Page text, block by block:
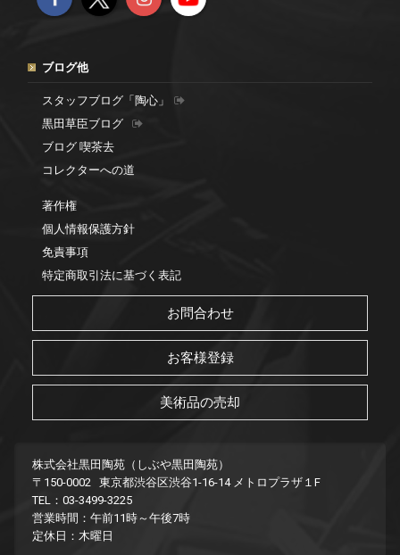
ブログ他
スタッフブログ「陶心」
黒田草臣ブログ
ブログ 喫茶去
コレクターへの道
著作権
個人情報保護方針
免責事項
特定商取引法に基づく表記
お問合わせ
お客様登録
美術品の売却
株式会社黒田陶苑（しぶや黒田陶苑）
〒150-0002 東京都渋谷区渋谷1-16-14 メトロプラザ１F
TEL：03-3499-3225
営業時間：午前11時～午後7時
定休日：木曜日